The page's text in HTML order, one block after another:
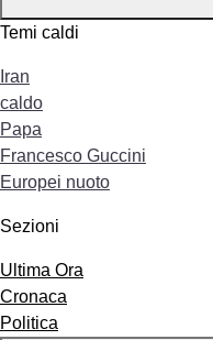
Temi caldi
Iran
caldo
Papa
Francesco Guccini
Europei nuoto
Sezioni
Ultima Ora
Cronaca
Politica